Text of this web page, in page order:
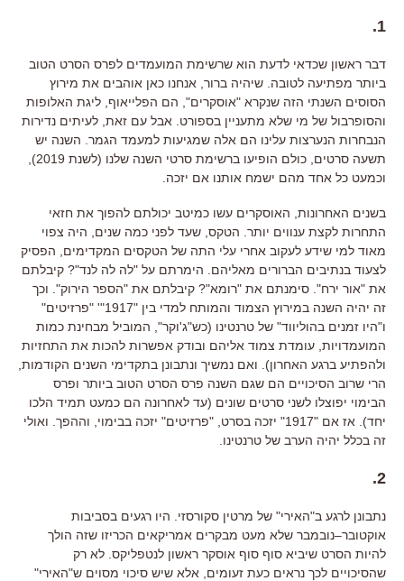
1
.
דבר ראשון שכדאי לדעת הוא שרשימת המועמדים לפרס הסרט הטוב
ביותר מפתיעה לטובה שיהיה ברור אנחנו כאן אוהבים את מירוץ
הסוסים השנתי הזה שנקרא "אוסקרים", הם הפלייאוף ליגת האלופות
והסופרבול של מי שלא מתעניין בספורט
אבל עם זאת לעיתים נדירות
הנבחרות הנערצות עלינו הם אלה שמגיעות למעמד הגמר השנה יש
תשעה סרטים כולם הופיעו ברשימת סרטי השנה שלנו (לשנת 2019
),
וכמעט כל אחד מהם ישמח אותנו אם יזכה
בשנים האחרונות האוסקרים עשו כמיטב יכולתם להפוך את חזאי
התחרות לקצת ענווים יותר הטקס שעד לפני כמה שנים
היה צפוי
מאוד למי שידע לעקוב אחרי עלי התה של הטקסים המקדימים
הפסיק
לצעוד בנתיבים הברורים מאליהם
הימרתם על "לה לה לנד"? קיבלתם
את "אור ירח". סימנתם את "רומא"? קיבלתם את "הספר הירוק". וכך
זה יהיה השנה במירוץ הצמוד והמותח למדי בין "
1917
"' "פרזיטים"
ו"היו זמנים בהוליווד" של טרנטינו (כש"ג'וקר", המוביל מבחינת כמות
המועמדויות עומדת צמוד אליהם ובודק אפשרות להכות את התחזיות
ולהפתיע ברגע האחרון). ואם נמשיך ונתבונן בתקדימי השנים הקודמות
הרי שרוב הסיכויים הם שגם השנה פרס הסרט הטוב ביותר ופרס
הבימוי יפוצלו לשני סרטים שונים (עד לאחרונה הם כמעט תמיד הלכו
יחד). אז אם "
1917
" יזכה בסרט , "פרזיטים" יזכה בבימוי וההפך ואולי
זה בכלל יהיה הערב של טרנטינו
2
.
נתבונן לרגע ב"האירי" של מרטין סקורסזי
היו רגעים בסביבות
אוקטובר–נובמבר שלא מעט מבקרים אמריקאים הכריזו שזה הולך
להיות הסרט שיביא סוף סוף אוסקר ראשון לנטפליקס לא רק
שהסיכויים לכך נראים כעת זעומים
אלא שיש סיכוי מסוים ש"האירי"